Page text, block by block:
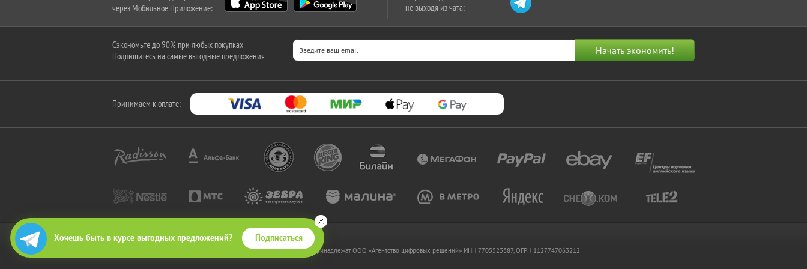
Хочешь быть в курсе выгодных предложений? Подписаться
через Мобильное Приложение:
не выходя из чата:
Сэкономьте до 90% при любых покупках
Подпишитесь на самые выгодные предложения
Принимаем к оплате:
2010-2026 © КупиКупон. Все права защищены.
Все права на товарный знак "КупиКупон" и на сайт www.kupikupon.ru принадлежат OOO «Агентство цифровых решений» ИНН 7705523387, ОГРН 1127747063212